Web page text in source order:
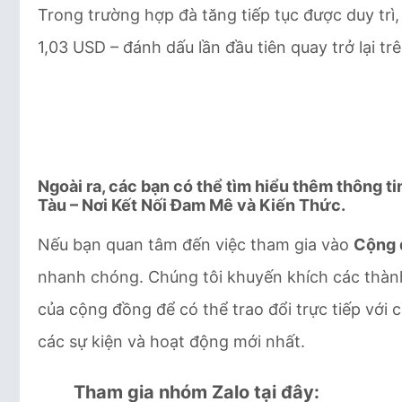
Trong trường hợp đà tăng tiếp tục được duy
1,03 USD – đánh dấu lần đầu tiên quay trở lại
Ngoài ra, các bạn có thể tìm hiểu thêm thông
Tàu – Nơi Kết Nối Đam Mê và Kiến Thức.
Nếu bạn quan tâm đến việc tham gia vào Cộng
nhanh chóng. Chúng tôi khuyến khích các
của cộng đồng để có thể trao đổi trực tiếp với
các sự kiện và hoạt động mới nhất.
Tham gia nhóm Zalo tại đây: